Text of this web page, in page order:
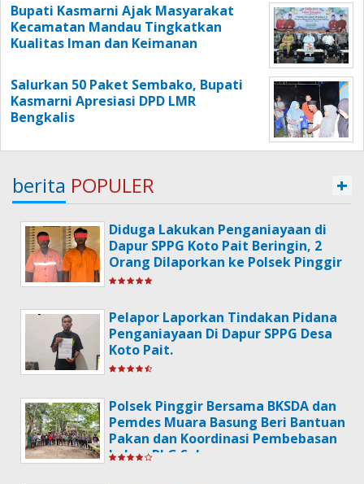
Bupati Kasmarni Ajak Masyarakat
Kecamatan Mandau Tingkatkan
Kualitas Iman dan Keimanan
Salurkan 50 Paket Sembako, Bupati
Kasmarni Apresiasi DPD LMR
Bengkalis
berita POPULER +
Diduga Lakukan Penganiayaan di
Dapur SPPG Koto Pait Beringin, 2
Orang Dilaporkan ke Polsek Pinggir
Pelapor Laporkan Tindakan Pidana
Penganiayaan Di Dapur SPPG Desa
Koto Pait.
Polsek Pinggir Bersama BKSDA dan
Pemdes Muara Basung Beri Bantuan
Pakan dan Koordinasi Pembebasan
Lahan PLG Sebanga